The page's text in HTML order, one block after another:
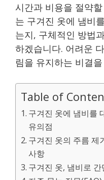
시간과 비용을 절약
는 구겨진 옷에 냄비
는지, 구체적인 방법
하겠습니다. 어려운
림을 유지하는 비결
Table of
구겨진 옷에 냄비를
유의점
구겨진 옷의 주름 제
사항
구겨진 옷, 냄비로